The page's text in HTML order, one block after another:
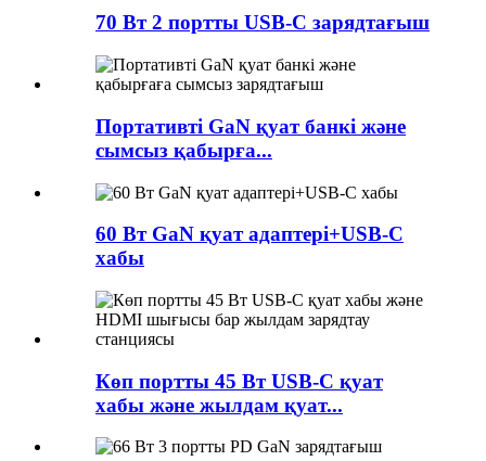
70 Вт 2 портты USB-C зарядтағыш
Портативті GaN қуат банкі және
сымсыз қабырға...
60 Вт GaN қуат адаптері+USB-C
хабы
Көп портты 45 Вт USB-C қуат
хабы және жылдам қуат...